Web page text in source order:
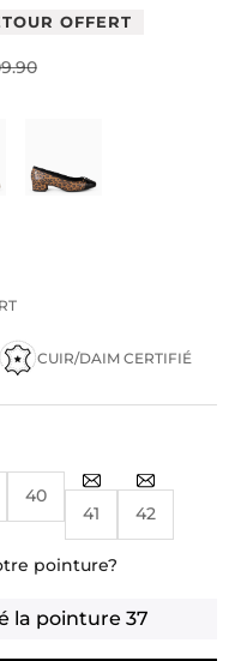
OFFERT
normal
CUIR/DAIM CERTIFIÉ
40
41
42
pointure?
la pointure 37